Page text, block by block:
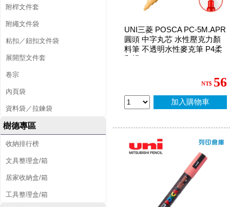
附桿文件套
附繩文件袋
粘扣／鈕扣文件袋
展開型文件套
卷宗
內頁袋
資料袋／拉鍊袋
樹德專區
收納排行榜
文具整理盒/箱
居家收納盒/箱
工具整理盒/箱
UNI三菱 POSCA PC-5M.APR
圓頭 中字丸芯 水性壓克力顏
料筆 不透明水性麥克筆 P4柔
和橘
NT$ 56
加入購物車